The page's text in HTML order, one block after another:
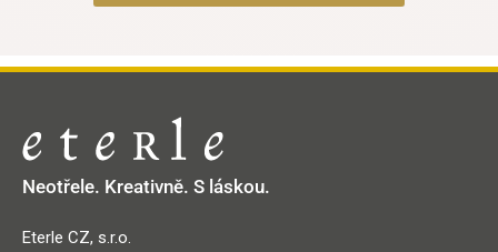
Neotřele. Kreativně. S láskou.
Eterle CZ, s.r.o.